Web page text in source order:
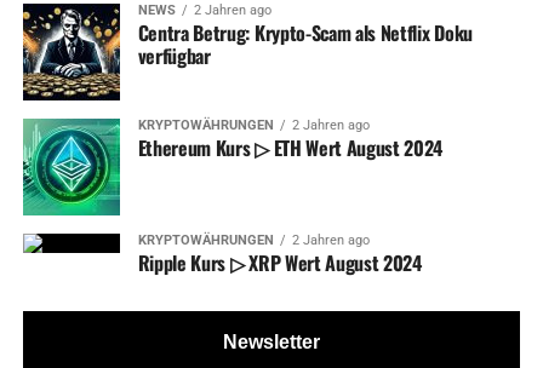
NEWS 2 Jahren ago
Centra Betrug: Krypto-Scam als Netflix Doku
verfügbar
KRYPTOWÄHRUNGEN 2 Jahren ago
Ethereum Kurs ▷ ETH Wert August 2024
KRYPTOWÄHRUNGEN 2 Jahren ago
Ripple Kurs ▷ XRP Wert August 2024
Newsletter